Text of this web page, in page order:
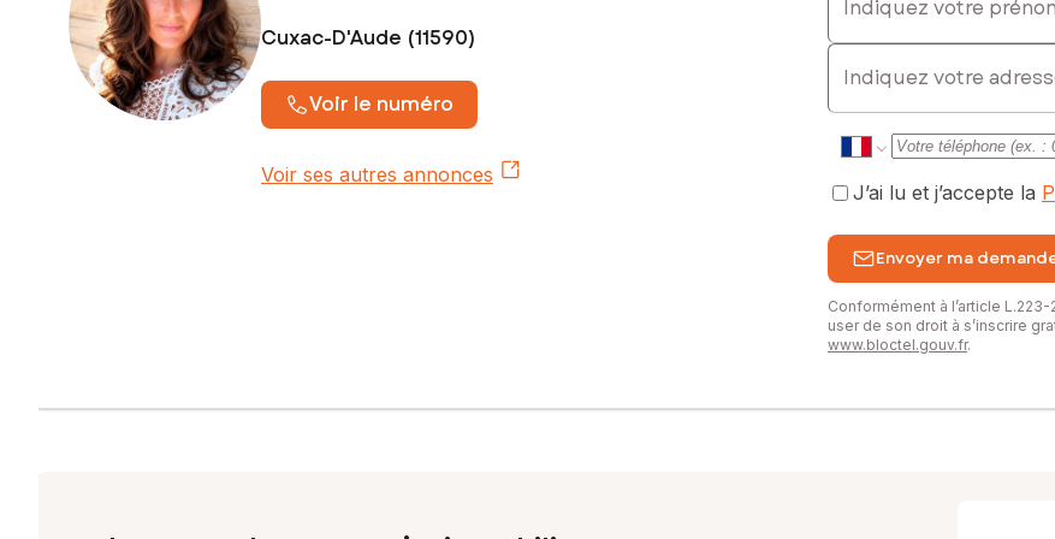
Cuxac-D'Aude (11590)
Voir le numéro
Voir ses autres annonces
E-mail
J’ai lu et j’accepte la
Envoyer ma
Conformément à l’article
user de son droit à s’inscrire
www.bloctel.gouv.fr.